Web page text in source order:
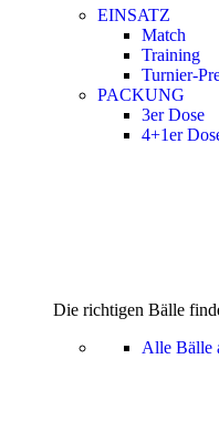
EINSATZ
Match
Training
Turnier-
PACKUNG
3er Dose
4+1er
Die richtigen Bälle
Alle Bälle